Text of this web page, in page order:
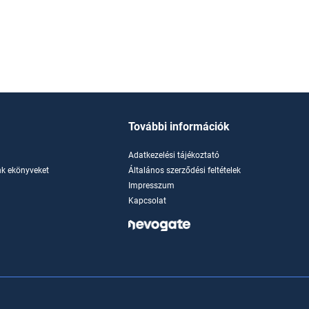
ekönyveket
További információk
Adatkezelési tájékoztató
Általános szerződési feltételek
Impresszum
Kapcsolat